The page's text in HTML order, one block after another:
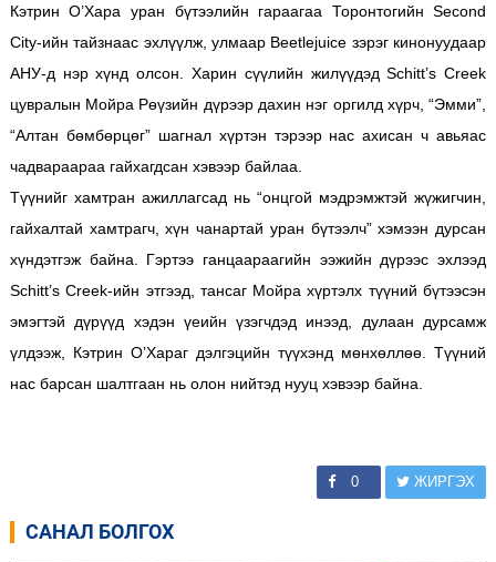
Кэтрин О’Хара уран бүтээлийн гараагаа Торонтогийн Second
City-ийн тайзнаас эхлүүлж, улмаар Beetlejuice зэрэг кинонуудаар
АНУ-д нэр хүнд олсон. Харин сүүлийн жилүүдэд Schitt’s Creek
цувралын Мойра Рөүзийн дүрээр дахин нэг оргилд хүрч, “Эмми”,
“Алтан бөмбөрцөг” шагнал хүртэн тэрээр нас ахисан ч авьяас
чадвараараа гайхагдсан хэвээр байлаа.
Түүнийг хамтран ажиллагсад нь “онцгой мэдрэмжтэй жүжигчин,
гайхалтай хамтрагч, хүн чанартай уран бүтээлч” хэмээн дурсан
хүндэтгэж байна. Гэртээ ганцаараагийн ээжийн дүрээс эхлээд
Schitt’s Creek-ийн этгээд, тансаг Мойра хүртэлх түүний бүтээсэн
эмэгтэй дүрүүд хэдэн үеийн үзэгчдэд инээд, дулаан дурсамж
үлдээж, Кэтрин О’Хараг дэлгэцийн түүхэнд мөнхөллөө. Түүний
нас барсан шалтгаан нь олон нийтэд нууц хэвээр байна.
0 ЖИРГЭХ
САНАЛ БОЛГОХ